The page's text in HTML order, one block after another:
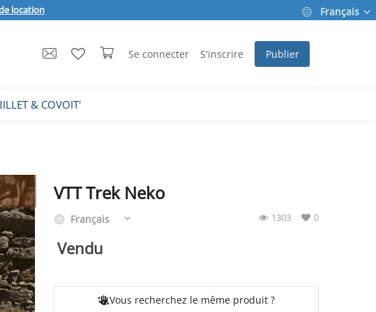
location Français
Se connecter S'inscrire Publier
& COVOIT'
VTT Trek Neko
0
1303
Français
Vendu
Vous recherchez le même produit ?